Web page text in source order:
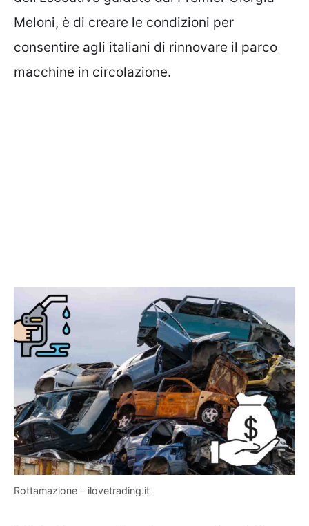
Meloni, è di creare le condizioni per
consentire agli italiani di rinnovare il parco
macchine in circolazione.
Rottamazione – ilovetrading.it